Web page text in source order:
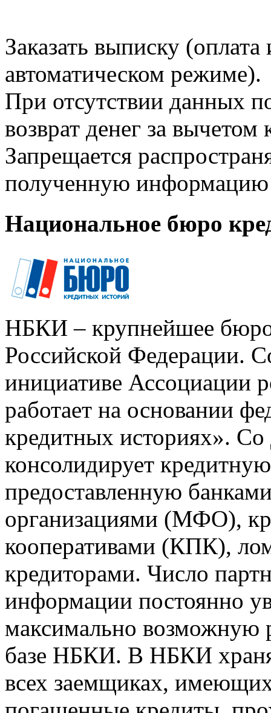
Заказать выписку
автоматическом режиме).
При отсутствии данных
возврат денег за
Запрещается
полученную информацию
Национальное бюро
НБКИ – крупнейшее
Российской Федерации.
инициативе Ассоциации
работает на основании
кредитных историях».
консолидирует
предоставленную
организациями (МФО),
кооперативами (КПК),
кредиторами. Число
информации постоянно
максимально возможную
базе НБКИ. В НБКИ
всех заемщиках,